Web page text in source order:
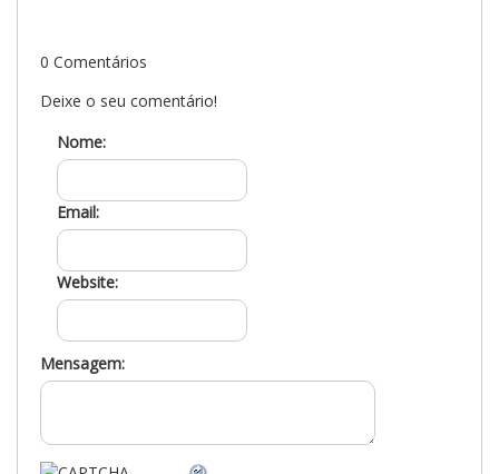
0 Comentários
Deixe o seu comentário!
Nome:
Email:
Website:
Mensagem: